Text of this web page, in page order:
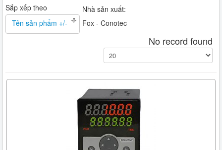
Sắp xếp theo
Tên sản phẩm +/-
Nhà sản xuất:
Fox - Conotec
No record found